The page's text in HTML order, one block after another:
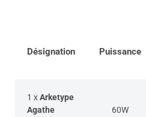
Désignation Puissance
1 xArketype
Agathe
60W